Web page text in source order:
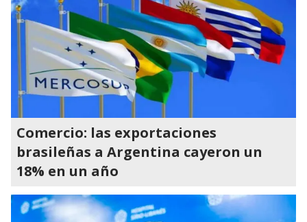
Comercio: las exportaciones
brasileñas a Argentina cayeron un
18% en un año